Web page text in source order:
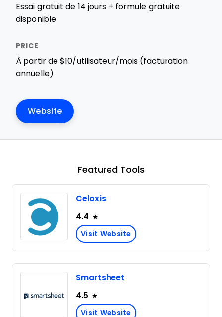
Essai gratuit de 14 jours + formule gratuite
disponible
À partir de $10/utilisateur/mois (facturation
annuelle)
Website
Featured Tools
Celoxis
4.4
Visit Website
Smartsheet
4.5
Visit Website